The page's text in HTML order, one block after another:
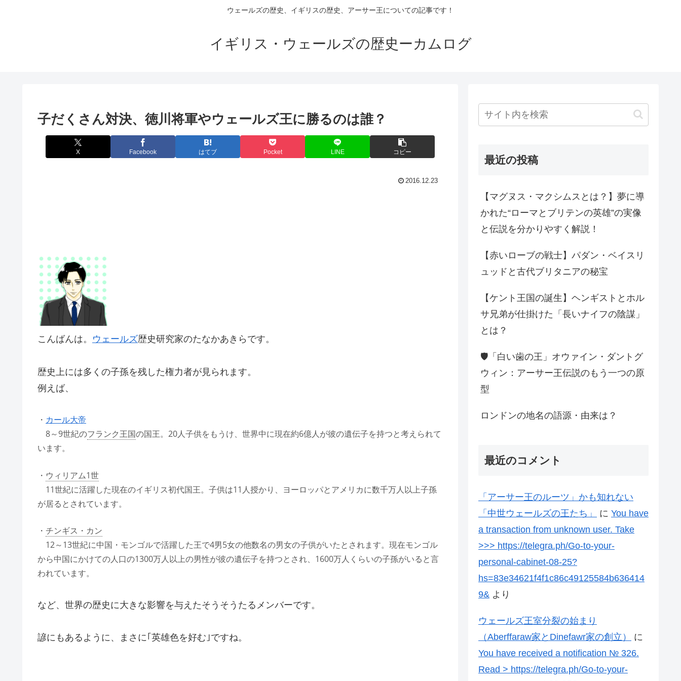
ウェールズの歴史、イギリスの歴史、アーサー王についての記事です！
イギリス・ウェールズの歴史ーカムログ
子だくさん対決、徳川将軍やウェールズ王に勝るのは誰？
X Facebook はてブ Pocket LINE コピー
2016.12.23
こんばんは。 ウェールズ歴史研究家のたなかあきらです。
歴史上には多くの子孫を残した権力者が見られます。
例えば、
・ カール大帝
8～9世紀のフランク王国の国王。20人子供をもうけ、世界中に現在約6億人が彼の遺伝子を持つと考えられて
います。
・ ウィリアム1世
11世紀に活躍した現在のイギリス初代国王。子供は11人授かり、ヨーロッパとアメリカに数千万人以上子孫
が居るとされています。
・ チンギス・カン
12～13世紀に中国・モンゴルで活躍した王で4男5女の他数名の男女の子供がいたとされます。現在モンゴル
から中国にかけての人口の1300万人以上の男性が彼の遺伝子を持つとされ、1600万人くらいの子孫がいると言
われています。
など、 世界の歴史に大きな影響を与えたそうそうたるメンバーです。
諺にもあるように、まさに｢英雄色を好む｣ですね。
最近の投稿
【マグヌス・マクシムスとは？】夢に導
かれた“ローマとブリテンの英雄”の実像
と伝説を分かりやすく解説！
【赤いローブの戦士】パダン・ベイスリ
ュッドと古代ブリタニアの秘宝
【ケント王国の誕生】ヘンギストとホル
サ兄弟が仕掛けた「長いナイフの陰謀」
とは？
🛡️「白い歯の王」オウァイン・ダントグ
ウィン：アーサー王伝説のもう一つの原
型
ロンドンの地名の語源・由来は？
最近のコメント
「アーサー王のルーツ」かも知れない
「中世ウェールズの王たち」
に You have
a transaction from unknown user. Take
>>> https://telegra.ph/Go-to-your-
personal-cabinet-08-25?
hs=83e34621f4f1c86c49125584b636414
9& より
ウェールズ王室分裂の始まり
（Aberffaraw家とDinefawr家の創立）
に
You have received a notification № 326.
Read > https://telegra.ph/Go-to-your-